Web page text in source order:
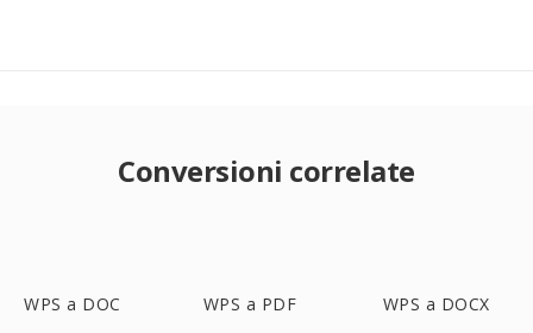
Conversioni correlate
WPS a DOC WPS a PDF WPS a DOCX